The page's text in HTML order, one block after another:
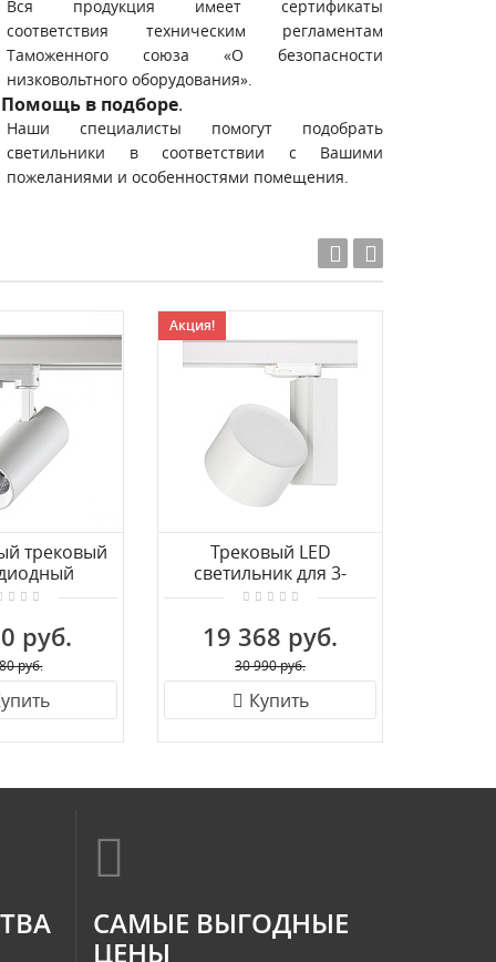
Вся продукция имеет сертификаты
соответствия техническим регламентам
Таможенного союза «О безопасности
низковольтного оборудования».
Помощь в подборе.
Наши специалисты помогут подобрать
светильники в соответствии с Вашими
пожеланиями и особенностями помещения.
трековый
с переключ.
NAIL 358744
руб.
руб.
Акция!
Трековый LED
светильник для 3-
фазного трека
8753
19 368 руб.
30 990 руб.
Купить
САМЫЕ ВЫГОДНЫЕ
ЦЕНЫ